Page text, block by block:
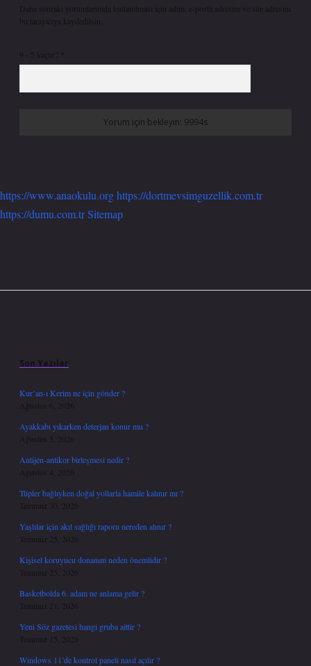
Daha sonraki yorumlarımda kullanılması için adım, e-posta adresim ve site adresim
bu tarayıcıya kaydedilsin.
9 - 5 kaçtır?
https://www.anaokulu.orghttps://dortmevsimguzellik.com.tr
https://dumu.com.trSitemap
Son Yazılar
Kur’an-ı Kerim ne için gönder ?
Ağustos 6, 2026
Ayakkabı yıkarken deterjan konur mu ?
Ağustos 5, 2026
Antijen-antikor birleşmesi nedir ?
Ağustos 4, 2026
Tüpler bağlıyken doğal yollarla hamile kalınır mı ?
Temmuz 30, 2026
Yaşlılar için akıl sağlığı raporu nereden alınır ?
Temmuz 25, 2026
Kişisel koruyucu donanım neden önemlidir ?
Temmuz 25, 2026
Basketbolda 6. adam ne anlama gelir ?
Temmuz 21, 2026
Yeni Söz gazetesi hangi gruba aittir ?
Temmuz 15, 2026
Windows 11’de kontrol paneli nasıl açılır ?